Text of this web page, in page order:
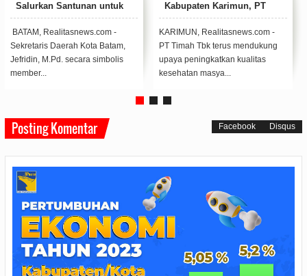
Peringatan Isra’ Mi’raj di
SMPN 1 Singkep Pesisir
LINGGA, Realitasnews.com -
Polres Lingga melalui Satbinmas
Polres Lingga menghadiri
sekaligus ...
Polres Asahan
ASAHAN, Realitasnews.com -
Pemerintah Kabupaten Asahan
apresiasi kinerja Polres Asahan
dalam menjaga...
Posting Komentar Facebook Disqus